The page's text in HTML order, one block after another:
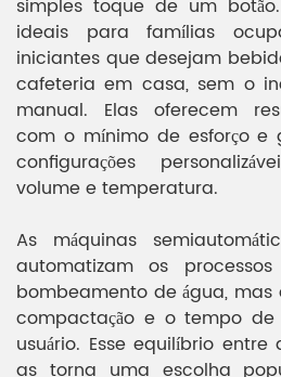
simples toque de um
ideais para famílias
iniciantes que desejam
cafeteria em casa, sem o
manual. Elas oferecem
com o mínimo de esforço e
configurações
volume e temperatura.
As máquinas
automatizam os
bombeamento de água,
compactação e o tempo
usuário. Esse equilíbrio
as torna uma escolha